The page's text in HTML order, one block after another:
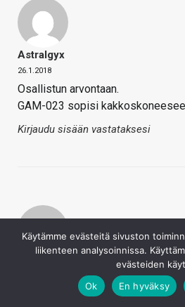
Astralgyx
26.1.2018
Osallistun arvontaan.
GAM-023 sopisi
Kirjaudu sisään vastataksesi
Kuulokkeet olis jees näin läppäri
Käytämme evästeitä sivuston
liikenteen analysoinnissa.
evästeiden
Ok
En hyväksy